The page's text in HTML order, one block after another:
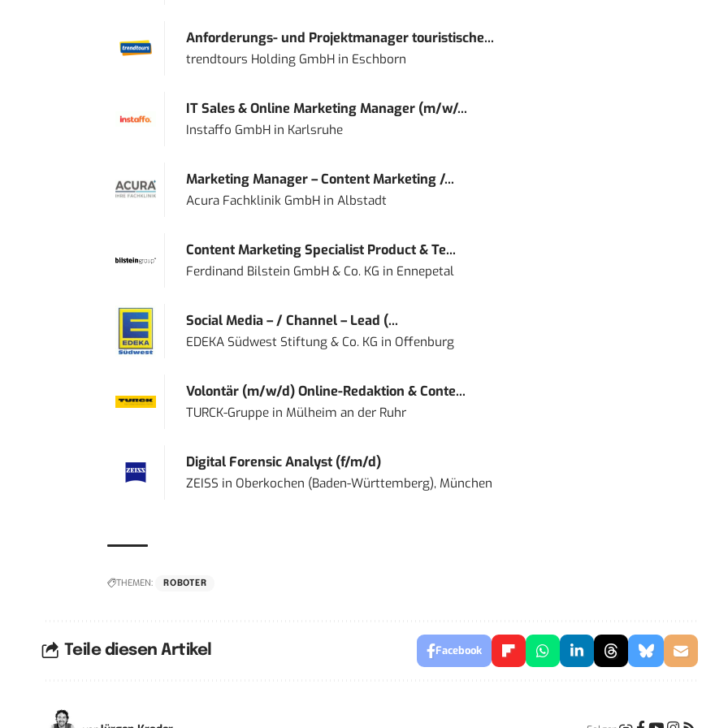
Anforderungs- und Projektmanager touristische...
trendtours Holding GmbHin Eschborn
IT Sales & Online Marketing Manager (m/w/...
Instaffo GmbHin Karlsruhe
Marketing Manager – Content Marketing /...
Acura Fachklinik GmbHin Albstadt
Content Marketing Specialist Product & Te...
Ferdinand Bilstein GmbH & Co. KG in Ennepetal
Social Media – / Channel – Lead (...
EDEKA Südwest Stiftung & Co. KG in Offenburg
Volontär (m/w/d) Online-Redaktion & Conte...
TURCK-Gruppein Mülheim an der Ruhr
Digital Forensic Analyst (f/m/d)
ZEISS in Oberkochen (Baden-Württemberg), München
THEMEN: ROBOTER
Teile diesen Artikel Facebook